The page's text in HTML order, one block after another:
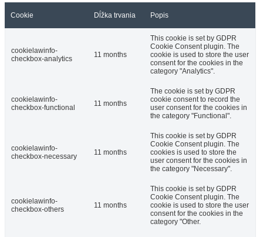
Cookie Dĺžka trvania Popis
cookielawinfo-
checkbox-analytics
11 months
This cookie is set by GDPR
Cookie Consent plugin. The
cookie is used to store the user
consent for the cookies in the
category "Analytics".
cookielawinfo-
checkbox-functional
11 months
The cookie is set by GDPR
cookie consent to record the
user consent for the cookies in
the category "Functional".
cookielawinfo-
checkbox-necessary
11 months
This cookie is set by GDPR
Cookie Consent plugin. The
cookies is used to store the
user consent for the cookies in
the category "Necessary".
cookielawinfo-
checkbox-others
11 months
This cookie is set by GDPR
Cookie Consent plugin. The
cookie is used to store the user
consent for the cookies in the
category "Other.